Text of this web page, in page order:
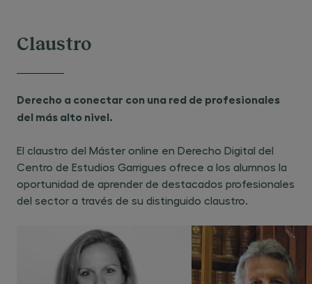
Claustro
Derecho a conectar con una red de profesionales
del más alto nivel.
El claustro del Máster online en Derecho Digital del
Centro de Estudios Garrigues ofrece a los alumnos la
oportunidad de aprender de destacados profesionales
del sector a través de su distinguido claustro.